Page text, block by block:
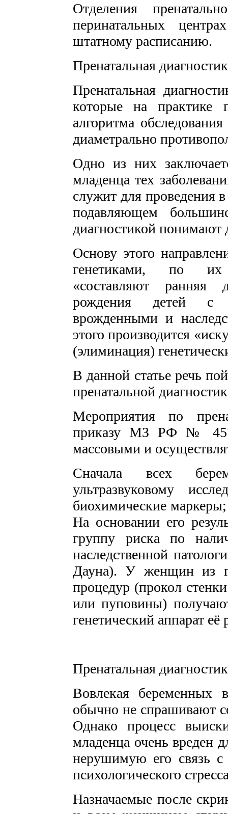
Отделения
перинатальных
штатному расписанию.
Пренатальная
Пренатальная
которые на практике
алгоритма
диаметрально
Одно из них
младенца тех
служит для проведения
подавляющем
диагностикой понимают
Основу этого
генетиками, по их
«составляют ранняя
рождения детей с
врожденными и
этого производится
(элиминация)
В данной статье речь
пренатальной
Мероприятия по
приказу МЗ РФ №
массовыми и
Сначала всех
ультразвуковому
биохимические маркеры;
На основании его
группу риска по
наследственной
Дауна). У женщин из
процедур (прокол
или пуповины)
генетический аппарат её
Пренатальная
Вовлекая беременных
обычно не спрашивают
Однако процесс
младенца очень вреден
нерушимую его связь
психологического
Назначаемые после